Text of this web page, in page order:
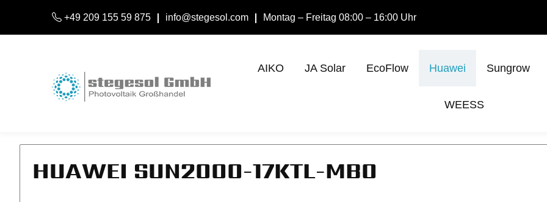
+49 209 155 59 875 info@stegesol.com Montag – Freitag 08:00 – 16:00 Uhr
AIKO JA Solar EcoFlow Huawei Sungrow
WEESS
HUAWEI SUN2000-17KTL-MB0